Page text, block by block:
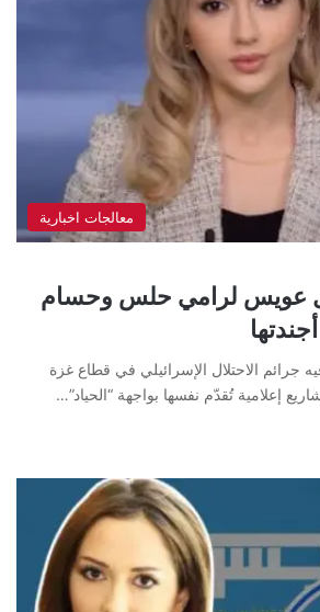
معالجات اخبارية
عويس لرامي حلس وحسام
جرائم الاحتلال الإسرائيلي في قطاع غزة
إعلامية تُقدّم نفسها بواجهة “الحياد”…